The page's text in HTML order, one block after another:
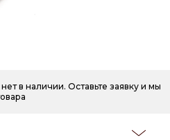
в наличии. Оставьте заявку и мы